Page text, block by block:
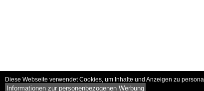
Diese Webseite verwendet Cookies, um Inhalte und Anzeigen zu
Informationen zur personenbezogenen Werbung